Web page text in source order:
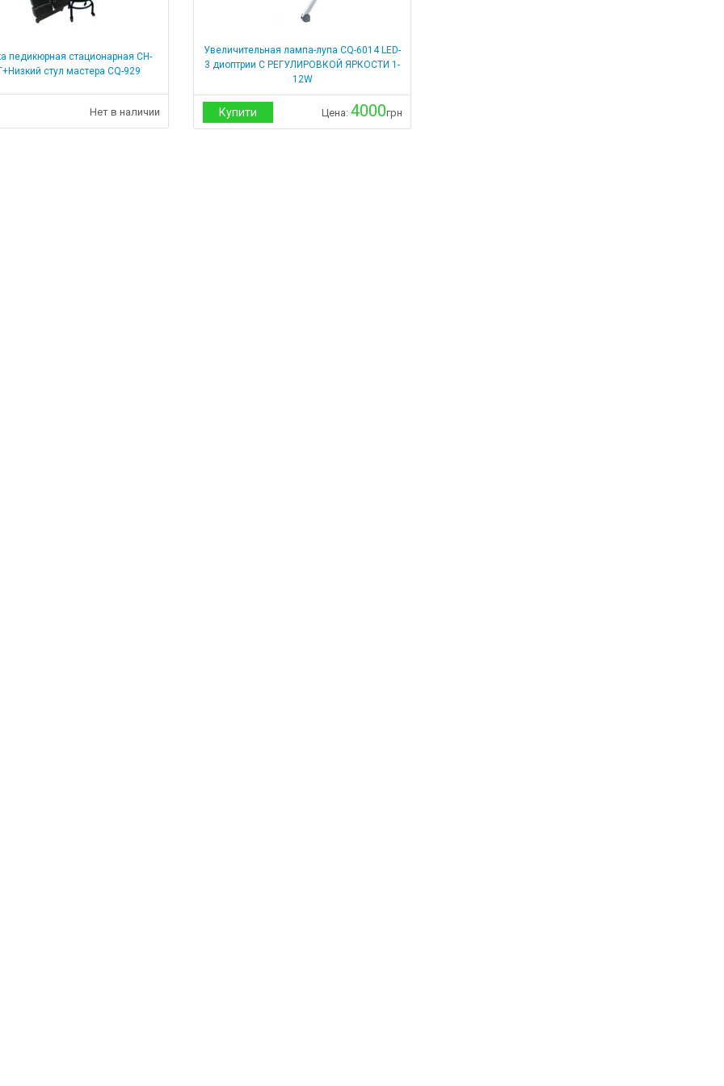
педикюрная стационарная CH-
стул мастера CQ-929
Нет в наличии
Увеличительная лампа-лупа CQ-6014 LED-
3 диоптрии С РЕГУЛИРОВКОЙ ЯРКОСТИ 1-
12W
Купити Цена: 4000грн